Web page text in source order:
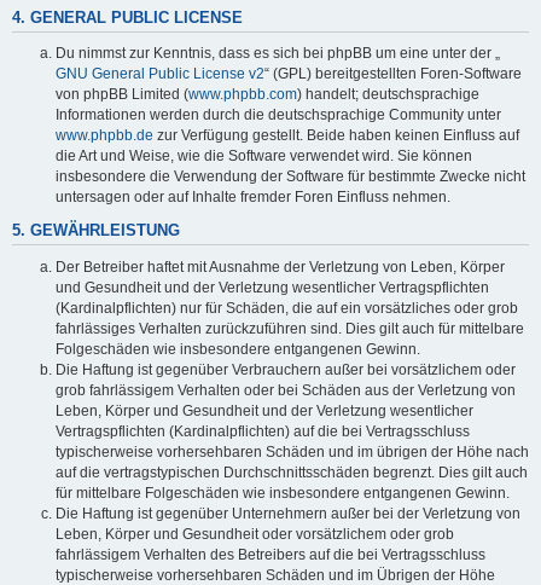
4. GENERAL PUBLIC LICENSE
Du nimmst zur Kenntnis, dass es sich bei phpBB um eine unter der „
GNU General Public License v2“ (GPL) bereitgestellten Foren-Software
von phpBB Limited (www.phpbb.com) handelt; deutschsprachige
Informationen werden durch die deutschsprachige Community unter
www.phpbb.de zur Verfügung gestellt. Beide haben keinen Einfluss auf
die Art und Weise, wie die Software verwendet wird. Sie können
insbesondere die Verwendung der Software für bestimmte Zwecke nicht
untersagen oder auf Inhalte fremder Foren Einfluss nehmen.
5. GEWÄHRLEISTUNG
Der Betreiber haftet mit Ausnahme der Verletzung von Leben, Körper
und Gesundheit und der Verletzung wesentlicher Vertragspflichten
(Kardinalpflichten) nur für Schäden, die auf ein vorsätzliches oder grob
fahrlässiges Verhalten zurückzuführen sind. Dies gilt auch für mittelbare
Folgeschäden wie insbesondere entgangenen Gewinn.
Die Haftung ist gegenüber Verbrauchern außer bei vorsätzlichem oder
grob fahrlässigem Verhalten oder bei Schäden aus der Verletzung von
Leben, Körper und Gesundheit und der Verletzung wesentlicher
Vertragspflichten (Kardinalpflichten) auf die bei Vertragsschluss
typischerweise vorhersehbaren Schäden und im übrigen der Höhe nach
auf die vertragstypischen Durchschnittsschäden begrenzt. Dies gilt auch
für mittelbare Folgeschäden wie insbesondere entgangenen Gewinn.
Die Haftung ist gegenüber Unternehmern außer bei der Verletzung von
Leben, Körper und Gesundheit oder vorsätzlichem oder grob
fahrlässigem Verhalten des Betreibers auf die bei Vertragsschluss
typischerweise vorhersehbaren Schäden und im Übrigen der Höhe